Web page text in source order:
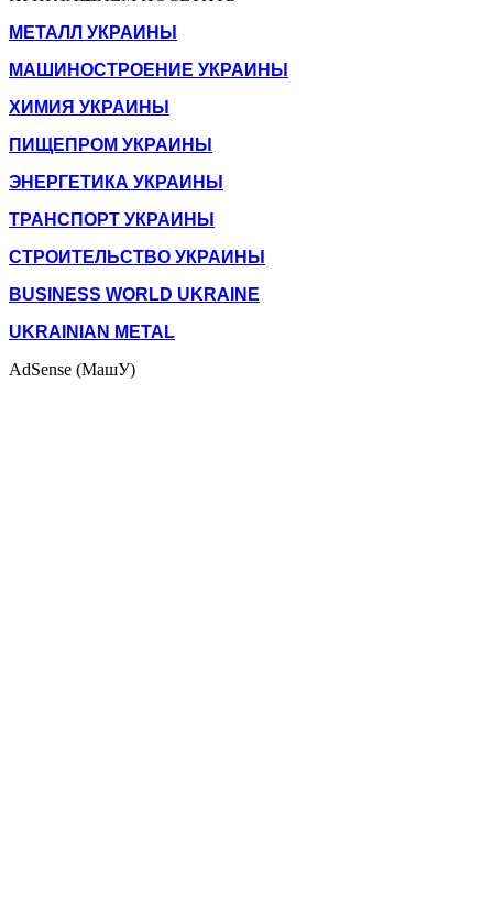
МЕТАЛЛ УКРАИНЫ
МАШИНОСТРОЕНИЕ УКРАИНЫ
ХИМИЯ УКРАИНЫ
ПИЩЕПРОМ УКРАИНЫ
ЭНЕРГЕТИКА УКРАИНЫ
ТРАНСПОРТ УКРАИНЫ
СТРОИТЕЛЬСТВО УКРАИНЫ
BUSINESS WORLD UKRAINE
UKRAINIAN METAL
AdSense (МашУ)